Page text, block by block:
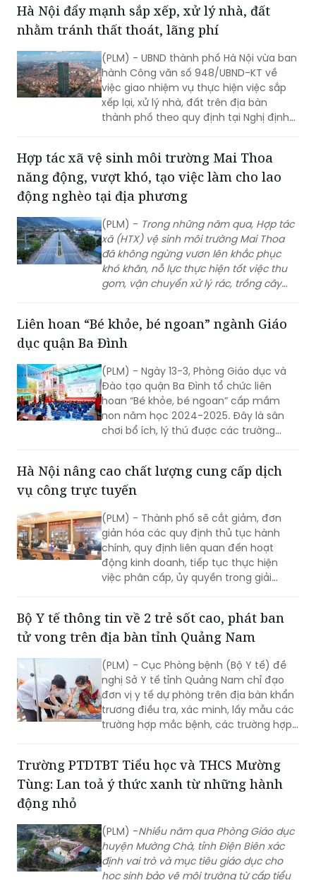
Dĩ An, đáp ứng kỳ vọng của người dân
và doanh nghiệp.
(PLM) - UBND thành phố Hà Nội vừa ban
hành Công văn số 948/UBND-KT về
việc giao nhiệm vụ thực hiện việc sắp
xếp lại, xử lý nhà, đất trên địa bàn
thành phố theo quy định tại Nghị định
số 03/2025/NĐ-CP.
Hợp tác xã vệ sinh môi trường Mai Thoa
động nghèo tại địa phương
(PLM) - Trong n
hững năm qua, Hợp tác
xã (HTX) vệ sinh môi trường Mai Thoa
đã không ngừng vươn lên khắc phục
khó khăn, nỗ lực thực hiện tốt việc thu
gom, vận chuyển xử lý rác, trồng cây
xanh tại địa phương góp phần giữ gìn
môi trường xanh, sạch, đẹp, vừa tạo việc
làm, thu nhập cho người lao động
cao Tam Đường, tỉnh Lai Châu.
Liên hoan “Bé khỏe, bé ngoan” ngành Giáo
(PLM) - Ngày 13-3, Phòng Giáo dục và
Đào tạo quận Ba Đình tổ chức liên
hoan “Bé khỏe, bé ngoan” cấp mầm
non năm học 2024-2025. Đây là sân
chơi bổ ích, lý thú được các trường
mầm non rất mong đợi với mong
muốn học hỏi, chia sẻ kinh nghiệm
nâng cao chất lượng chăm sóc, nuôi
để trẻ mầm non của các trường học
trên địa bàn quận được giao lưu, thể
hiện năng khiếu cũng như sự tự tin
trong hoạt động hằng ngày.
Hà Nội nâng cao chất lượng cung cấp dịch
(PLM) - Thành phố sẽ cắt giảm, đơn
giản hóa các quy định thủ tục hành
chính, quy định liên quan đến hoạt
động kinh doanh, tiếp tục thực hiện
việc phân cấp, ủy quyền trong giải
quyết thủ tục hành chính theo quy
định.
Bộ Y tế thông tin về 2 trẻ sốt cao, phát ban
(PLM) - Cục Phòng bệnh (Bộ Y tế) đề
nghị Sở Y tế tỉnh Quảng Nam chỉ đạo
đơn vị y tế dự phòng trên địa bàn khẩn
trương điều tra, xác minh, lấy mẫu các
trường hợp mắc bệnh, các trường hợp
tiếp xúc gần, xét nghiệm xác định tác
nhân gây bệnh; tăng cường giám sát,
phát hiện sớm các trường hợp mắc
Trường PTDTBT Tiểu học và THCS Mường
động nhỏ
(PLM) -
Nhiều năm qua Phòng Giáo dục
định vai trò và mục tiêu giáo dục cho
học sinh bảo vệ môi trường từ cấp tiểu
học là một việc làm cần thiết và cấp
bách. Qua hoạt động giáo dục, hầu